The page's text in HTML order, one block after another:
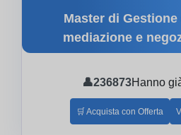
Master di
mediazione e
👤236873Hanno
🛒 Acquista con Offerta